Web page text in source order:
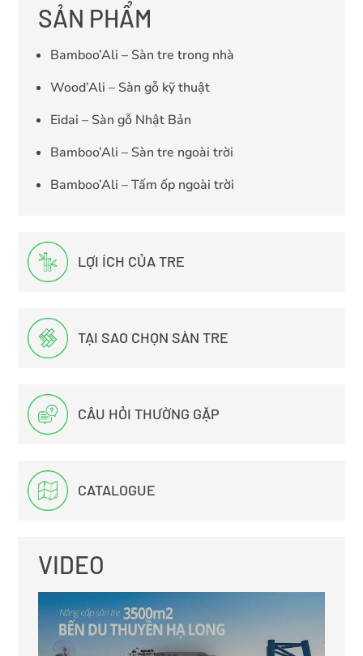
SẢN PHẨM
Bamboo’Ali – Sàn tre trong nhà
Wood’Ali – Sàn gỗ kỹ thuật
Eidai – Sàn gỗ Nhật Bản
Bamboo’Ali – Sàn tre ngoài trời
Bamboo’Ali – Tấm ốp ngoài trời
LỢI ÍCH CỦA TRE
TẠI SAO CHỌN SÀN TRE
CÂU HỎI THƯỜNG GẶP
CATALOGUE
VIDEO